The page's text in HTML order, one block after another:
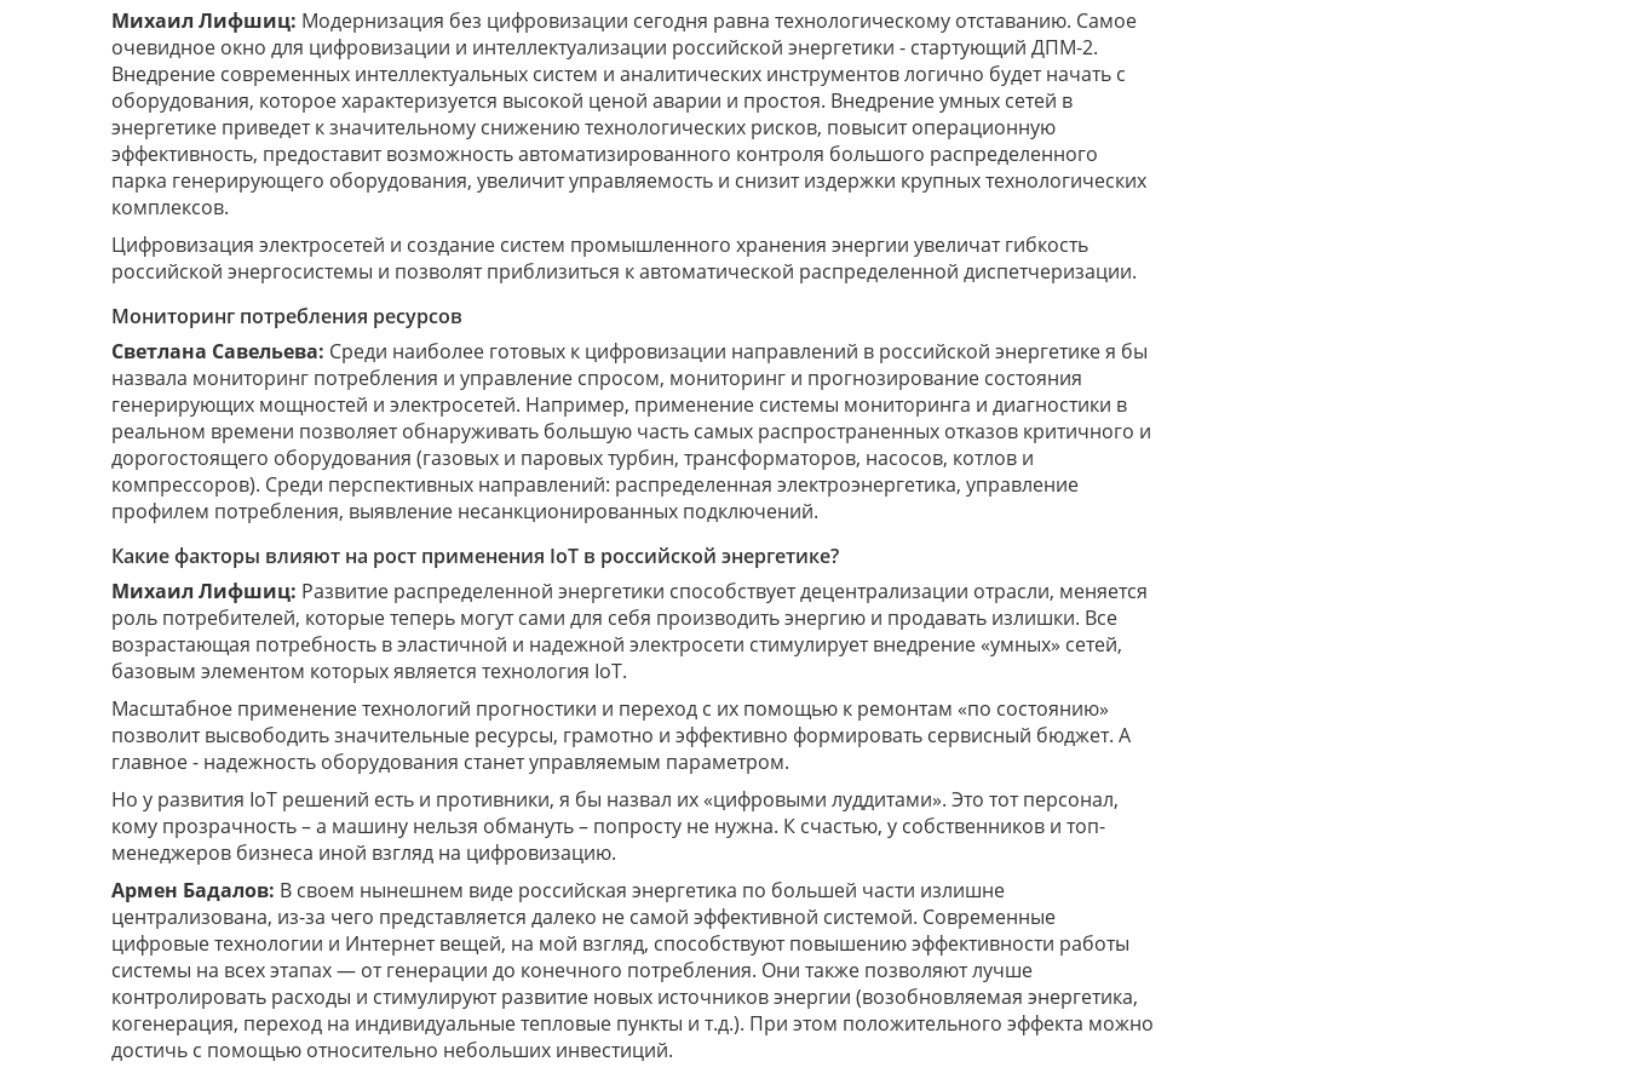
Михаил Лифшиц: Модернизация без цифровизации сегодня равна технологическому отставанию. Самое
очевидное окно для цифровизации и интеллектуализации российской энергетики - стартующий ДПМ-2.
Внедрение современных интеллектуальных систем и аналитических инструментов логично будет начать с
оборудования, которое характеризуется высокой ценой аварии и простоя. Внедрение умных сетей в
энергетике приведет к значительному снижению технологических рисков, повысит операционную
эффективность, предоставит возможность автоматизированного контроля большого распределенного
парка генерирующего оборудования, увеличит управляемость и снизит издержки крупных технологических
комплексов.
Цифровизация электросетей и создание систем промышленного хранения энергии увеличат гибкость
российской энергосистемы и позволят приблизиться к автоматической распределенной диспетчеризации.
Мониторинг потребления ресурсов
Светлана Савельева: Среди наиболее готовых к цифровизации направлений в российской энергетике я бы
назвала мониторинг потребления и управление спросом, мониторинг и прогнозирование состояния
генерирующих мощностей и электросетей. Например, применение системы мониторинга и диагностики в
реальном времени позволяет обнаруживать большую часть самых распространенных отказов критичного и
дорогостоящего оборудования (газовых и паровых турбин, трансформаторов, насосов, котлов и
компрессоров). Среди перспективных направлений: распределенная электроэнергетика, управление
профилем потребления, выявление несанкционированных подключений.
Какие факторы влияют на рост применения IoT в российской энергетике?
Михаил Лифшиц: Развитие распределенной энергетики способствует децентрализации отрасли, меняется
роль потребителей, которые теперь могут сами для себя производить энергию и продавать излишки. Все
возрастающая потребность в эластичной и надежной электросети стимулирует внедрение «умных» сетей,
базовым элементом которых является технология IoT.
Масштабное применение технологий прогностики и переход с их помощью к ремонтам «по состоянию»
позволит высвободить значительные ресурсы, грамотно и эффективно формировать сервисный бюджет. А
главное - надежность оборудования станет управляемым параметром.
Но у развития IoT решений есть и противники, я бы назвал их «цифровыми луддитами». Это тот персонал,
кому прозрачность – а машину нельзя обмануть – попросту не нужна. К счастью, у собственников и топ-
менеджеров бизнеса иной взгляд на цифровизацию.
Армен Бадалов: В своем нынешнем виде российская энергетика по большей части излишне
централизована, из-за чего представляется далеко не самой эффективной системой. Современные
цифровые технологии и Интернет вещей, на мой взгляд, способствуют повышению эффективности работы
системы на всех этапах — от генерации до конечного потребления. Они также позволяют лучше
контролировать расходы и стимулируют развитие новых источников энергии (возобновляемая энергетика,
когенерация, переход на индивидуальные тепловые пункты и т.д.). При этом положительного эффекта можно
достичь с помощью относительно небольших инвестиций.